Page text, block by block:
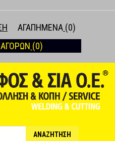
ΑΓΑΠΗΜΈΝΑ (0)
(0)
ΑΝΑΖΉΤΗΣΗ